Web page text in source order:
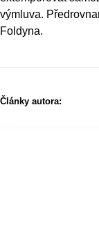
výmluva.
Foldyna.
Články autora: